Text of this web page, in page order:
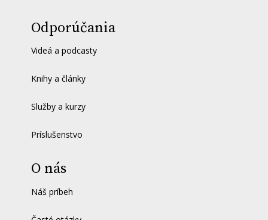
Odporúčania
Videá a podcasty
Knihy a články
Služby a kurzy
Príslušenstvo
O nás
Náš príbeh